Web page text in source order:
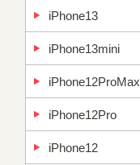
iPhone13
iPhone13mini
iPhone12ProMax
iPhone12Pro
iPhone12